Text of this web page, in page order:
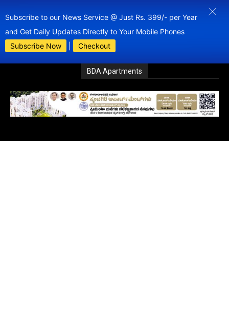
Subscribe to our News Service @ Just Rs. 399/- per Year
and Get Daily Updates Directly to Your Mobile Phones
Subscribe Now
Checkout
BDA Apartments